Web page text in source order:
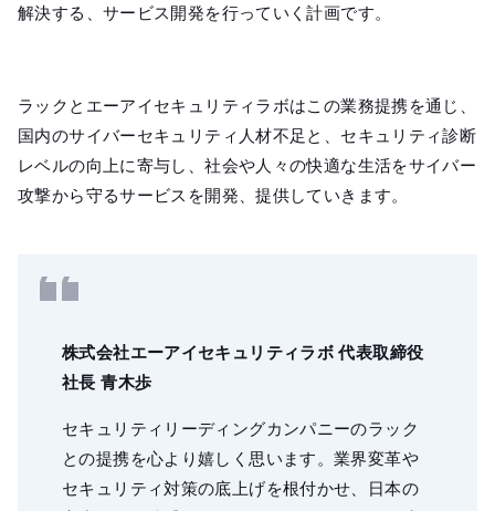
解決する、サービス開発を行っていく計画です。
ラックとエーアイセキュリティラボはこの業務提携を通じ、
国内のサイバーセキュリティ人材不足と、セキュリティ診断
レベルの向上に寄与し、社会や人々の快適な生活をサイバー
攻撃から守るサービスを開発、提供していきます。
株式会社エーアイセキュリティラボ 代表取締役
社長 青木歩
セキュリティリーディングカンパニーのラック
との提携を心より嬉しく思います。業界変革や
セキュリティ対策の底上げを根付かせ、日本の